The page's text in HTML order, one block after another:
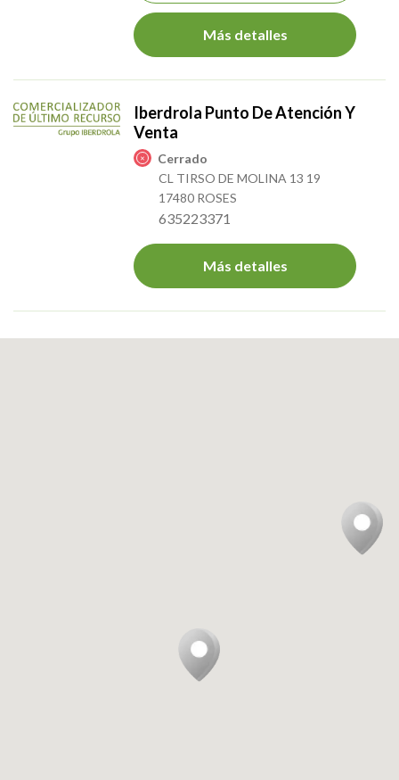
Más detalles
Iberdrola Punto De Atención Y
Venta
Cerrado
CL TIRSO DE MOLINA 13 19
17480 ROSES
635223371
Más detalles